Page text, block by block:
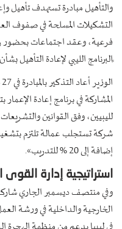
والتأهيل مبادرة تستهدف تأهيل
التشكيلات المسلحة في صفوف
فرعية، وعقد اجتماعات بحضور
ًالبرنامج الليبي لإعادة التأهيل
لليبيين، وفق القوانين
إضافة إلى 20 % للتدريب».
استراتيجية إدارة القوى
وفي منتصف ديسمبر الجاري
الخارجية والداخلية في ورشة